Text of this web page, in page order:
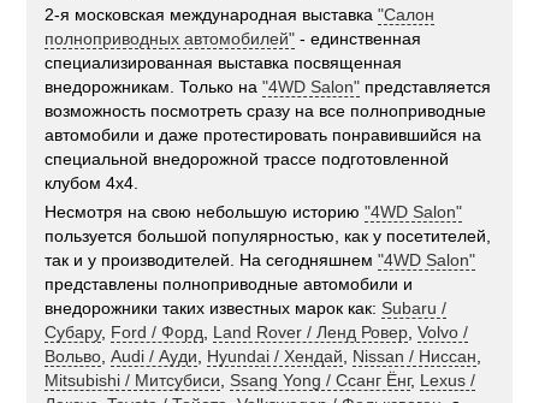
2-я московская международная выставка"Салон
полноприводных автомобилей" - единственная
специализированная выставка посвященная
внедорожникам. Только на"4WD Salon" представляется
возможность посмотреть сразу на все полноприводные
автомобили и даже протестировать понравившийся на
специальной внедорожной трассе подготовленной
клубом 4х4.
Несмотря на свою небольшую историю"4WD Salon"
пользуется большой популярностью, как у посетителей,
так и у производителей. На сегодняшнем"4WD Salon"
представлены полноприводные автомобили и
внедорожники таких известных марок как: Subaru /
Субару, Ford / Форд Land Rover / Ленд Ровер ,Volvo /
Вольво ,Audi / Ауди Hyundai / Хендай Nissan / Ниссан
Mitsubishi / Митсубиси
Ssang Yong / Ссанг Ёнг, Lexus /